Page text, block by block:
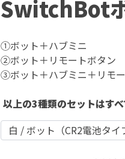
SwitchBot
①ボット＋ハブミニ
②ボット＋リモートボタン
③ボット＋ハブミニ＋リモ
以上の3種類のセットはすべ